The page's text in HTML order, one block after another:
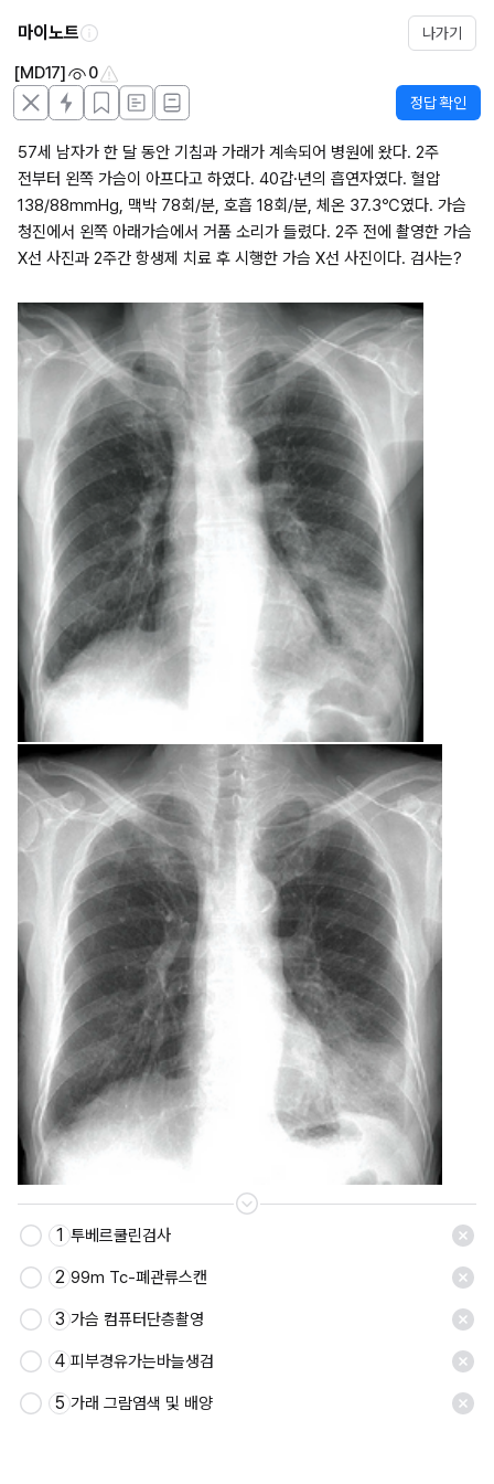
마이노트 나가기
[MD17] 0
정답 확인
57세 남자가 한 달 동안 기침과 가래가 계속되어 병원에 왔다. 2주
전부터 왼쪽 가슴이 아프다고 하였다. 40갑·년의 흡연자였다. 혈압
138/88mmHg, 맥박 78회/분, 호흡 18회/분, 체온 37.3℃였다. 가슴
청진에서 왼쪽 아래가슴에서 거품 소리가 들렸다. 2주 전에 촬영한 가슴
X선 사진과 2주간 항생제 치료 후 시행한 가슴 X선 사진이다. 검사는?
저장
1 투베르쿨린검사
2 99m Tc-폐관류스캔
3 가슴 컴퓨터단층촬영
4 피부경유가는바늘생검
5 가래 그람염색 및 배양